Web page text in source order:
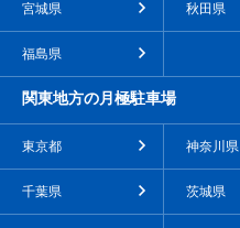
宮城県 秋田県
福島県
関東地方の月極駐車場
東京都 神奈川県
千葉県 茨城県